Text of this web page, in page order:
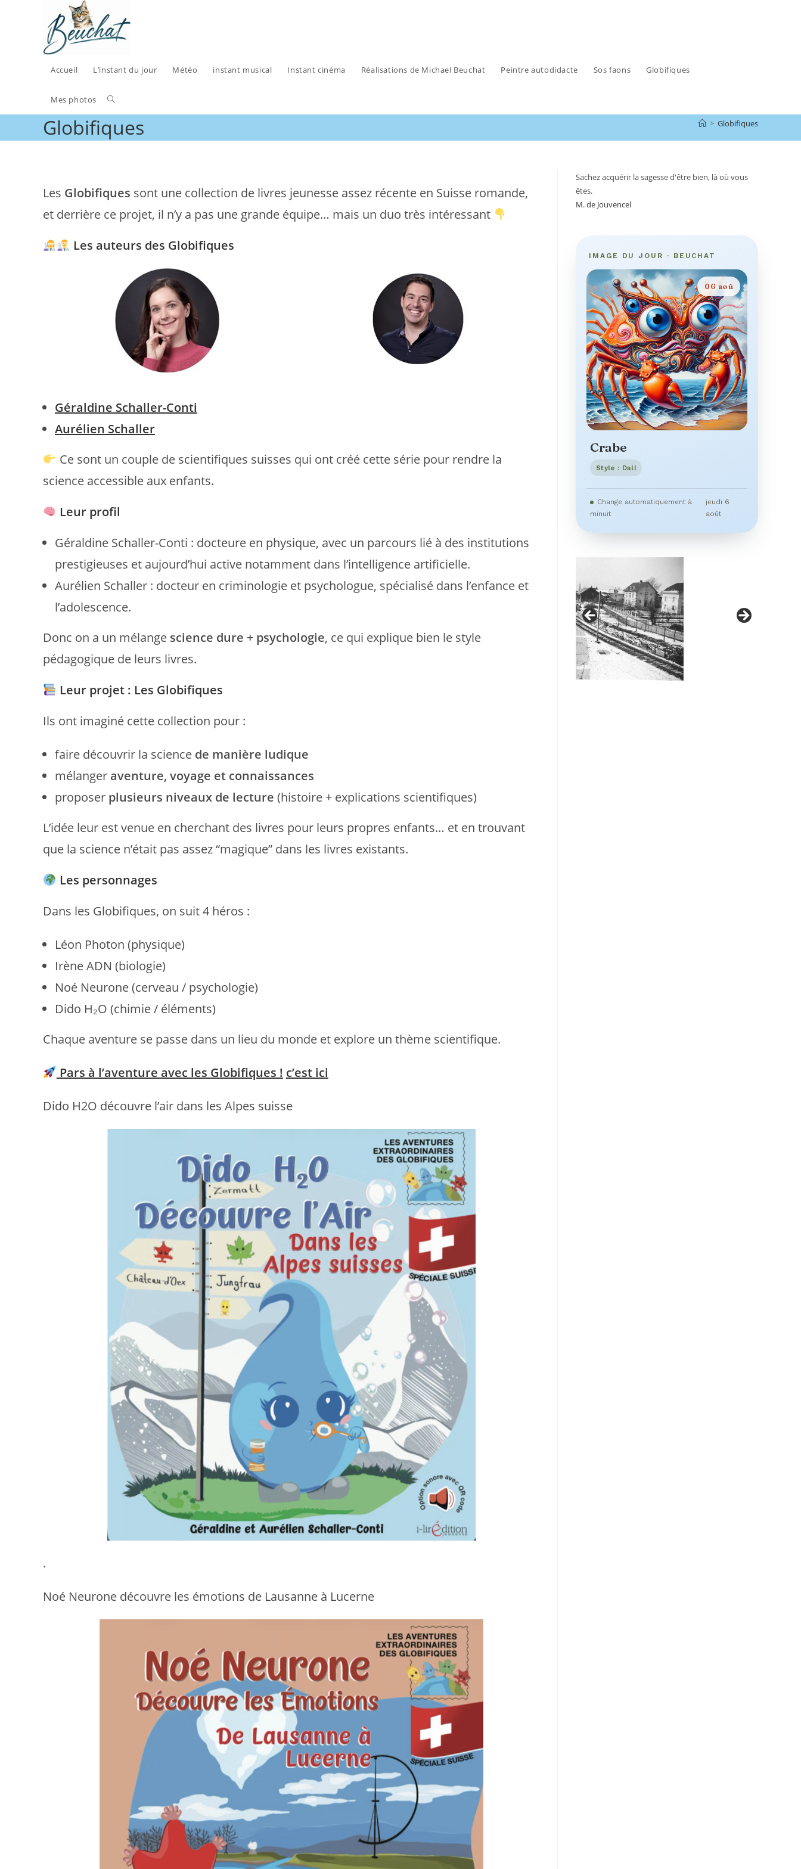
Accueil L’instant du jour Météo instant musical Instant cinéma Réalisations de Michael Beuchat Peintre autodidacte Sos faons Globifiques
Mes photos Toggle
website
Globifiques > Globifiques
Les Globifiques sont une collection de livres jeunesse assez récente en Suisse romande,
et derrière ce projet, il n’y a pas une grande équipe… mais un duo très intéressant
Les auteurs des Globifiques
Géraldine Schaller-Conti
Aurélien Schaller
Ce sont un couple de scientifiques suisses qui ont créé cette série pour rendre la
science accessible aux enfants.
Leur profil
Géraldine Schaller-Conti : docteure en physique, avec un parcours lié à des institutions
prestigieuses et aujourd’hui active notamment dans l’intelligence artificielle.
Aurélien Schaller : docteur en criminologie et psychologue, spécialisé dans l’enfance et
l’adolescence.
Donc on a un mélange science dure + psychologie, ce qui explique bien le style
pédagogique de leurs livres.
Leur projet : Les Globifiques
Ils ont imaginé cette collection pour :
faire découvrir la science de manière ludique
mélanger aventure, voyage et connaissances
proposer plusieurs niveaux de lecture (histoire + explications scientifiques)
L’idée leur est venue en cherchant des livres pour leurs propres enfants… et en trouvant
que la science n’était pas assez “magique” dans les livres existants.
Les personnages
Dans les Globifiques, on suit 4 héros :
Léon Photon (physique)
Irène ADN (biologie)
Noé Neurone (cerveau / psychologie)
Dido H₂O (chimie / éléments)
Chaque aventure se passe dans un lieu du monde et explore un thème scientifique.
Pars à l’aventure avec les Globifiques ! c’est ici
Dido H2O découvre l’air dans les Alpes suisse
.
Noé Neurone découvre les émotions de Lausanne à Lucerne
Sachez acquérir la sagesse d'être bien, là où vous
êtes.
M. de Jouvencel
IMAGE DU JOUR · BEUCHAT
06 aoû
Crabe
Style : Dalí
Change automatiquement à
minuit
jeudi 6
août